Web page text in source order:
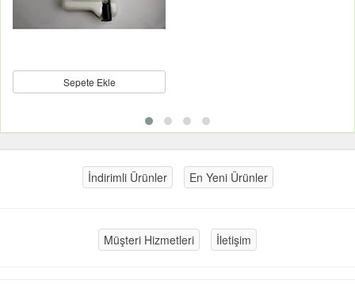
Sepete Ekle
İndirimli Ürünler En Yeni Ürünler
Müşteri Hizmetleri İletişim